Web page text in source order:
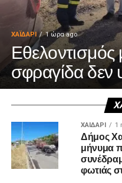
ΧΑΪΔΑΡΙ 1 ώρα ago
Εθελοντισμός
σφραγίδα δεν
ΧΑΪΔΑΡΙ 1
Δήμος
μήνυμα
φωτιάς